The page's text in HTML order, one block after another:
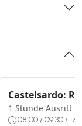
Castelsardo:
1 Stunde Ausritt
08:00 / 09:30 /